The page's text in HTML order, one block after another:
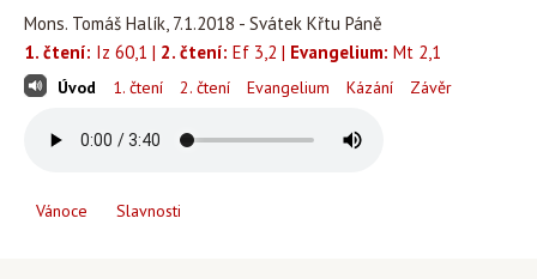
Mons. Tomáš Halík, 7.1.2018 - Svátek Křtu Páně
1. čtení: Iz 60,1 | 2. čtení: Ef 3,2 | Evangelium: Mt 2,1
Úvod 1. čtení 2. čtení Evangelium Kázání Závěr
Vánoce Slavnosti